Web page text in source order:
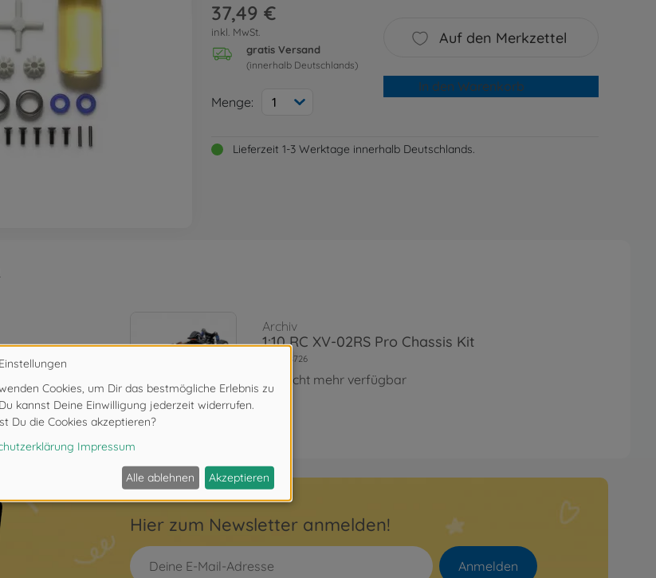
37,49 €
inkl. MwSt.
gratis Versand
(innerhalb Deutschlands)
Menge: 1
Auf den Merkzettel
In den Warenkorb
Lieferzeit 1-3 Werktage innerhalb Deutschlands.
Archiv
1:10 RC XV-02RS Pro Chassis Kit
300058726
Nicht mehr verfügbar
Hier zum Newsletter anmelden!
Anmelden